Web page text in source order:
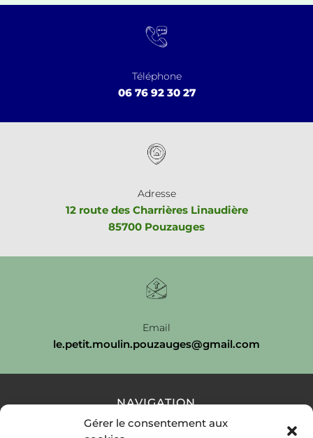
Gérer le consentement aux
Téléphone
06 76 92 30 27
Adresse
12 route des Charrières Linaudière
85700 Pouzauges
Email
le.petit.moulin.pouzauges@gmail.com
NAVIGATION